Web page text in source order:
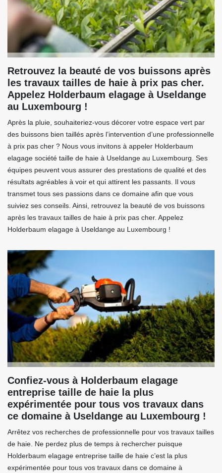
Retrouvez la beauté de vos buissons après
les travaux tailles de haie à prix pas cher.
Appelez Holderbaum elagage à Useldange
au Luxembourg !
Après la pluie, souhaiteriez-vous décorer votre espace vert par
des buissons bien taillés après l’intervention d’une professionnelle
à prix pas cher ? Nous vous invitons à appeler Holderbaum
elagage société taille de haie à Useldange au Luxembourg. Ses
équipes peuvent vous assurer des prestations de qualité et des
résultats agréables à voir et qui attirent les passants. Il vous
transmet tous ses passions dans ce domaine afin que vous
suiviez ses conseils. Ainsi, retrouvez la beauté de vos buissons
après les travaux tailles de haie à prix pas cher. Appelez
Holderbaum elagage à Useldange au Luxembourg !
Confiez-vous à Holderbaum elagage
entreprise taille de haie la plus
expérimentée pour tous vos travaux dans
ce domaine à Useldange au Luxembourg !
Arrêtez vos recherches de professionnelle pour vos travaux tailles
de haie. Ne perdez plus de temps à rechercher puisque
Holderbaum elagage entreprise taille de haie c’est la plus
expérimentée pour tous vos travaux dans ce domaine à